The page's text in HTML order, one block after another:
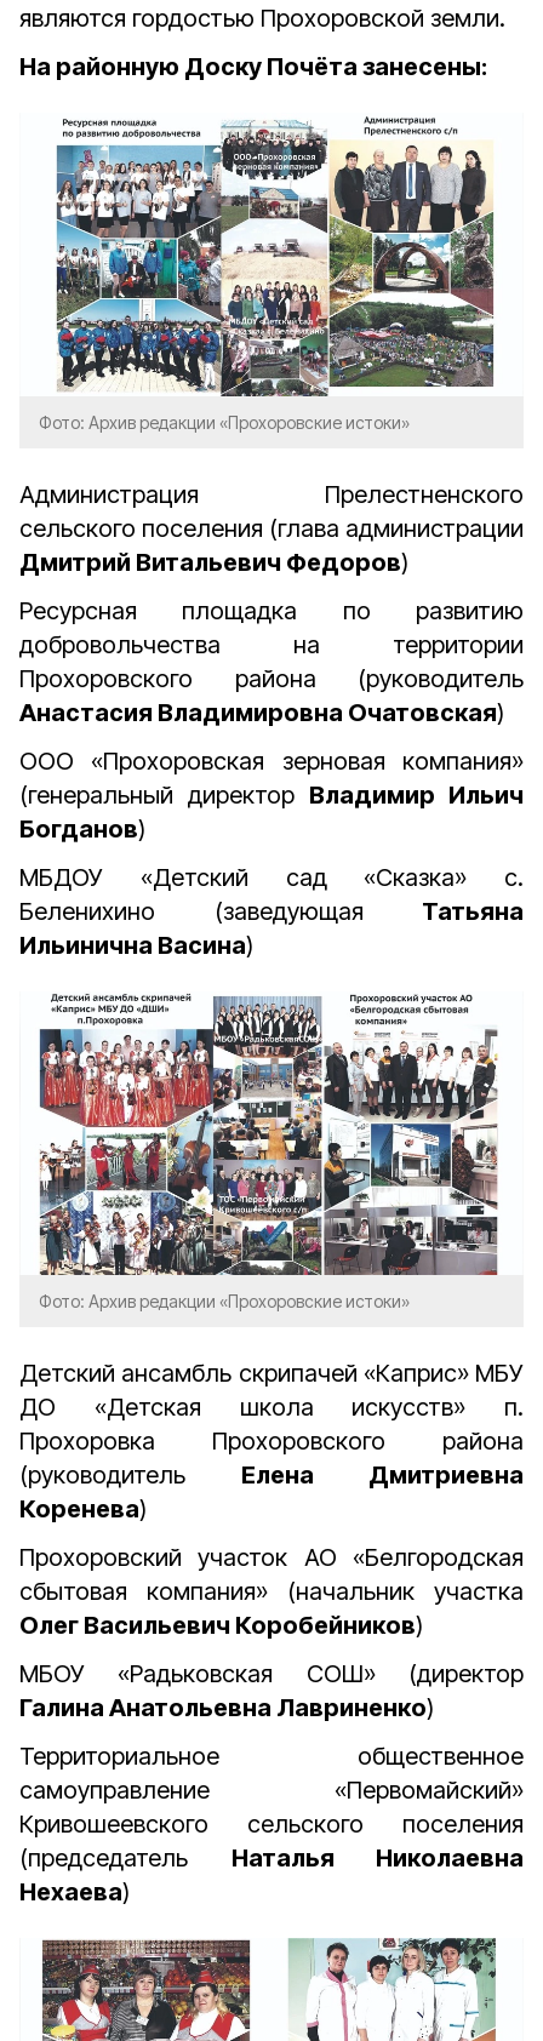
являются гордостью Прохоровской земли.
На районную Доску Почёта занесены:
Фото: Архив редакции «Прохоровские истоки»
Администрация Прелестненского
сельского поселения (глава администрации
Дмитрий Витальевич Федоров)
Ресурсная площадка по развитию
добровольчества на территории
Прохоровского района (руководитель
Анастасия Владимировна Очатовская)
ООО «Прохоровская зерновая компания»
(генеральный директор Владимир Ильич
Богданов)
МБДОУ «Детский сад «Сказка» с.
Беленихино (заведующая Татьяна
Ильинична Васина)
Фото: Архив редакции «Прохоровские истоки»
Детский ансамбль скрипачей «Каприс» МБУ
ДО «Детская школа искусств» п.
Прохоровка Прохоровского района
(руководитель Елена Дмитриевна
Коренева)
Прохоровский участок АО «Белгородская
сбытовая компания» (начальник участка
Олег Васильевич Коробейников)
МБОУ «Радьковская СОШ» (директор
Галина Анатольевна Лавриненко)
Территориальное общественное
самоуправление «Первомайский»
Кривошеевского сельского поселения
(председатель Наталья Николаевна
Нехаева)